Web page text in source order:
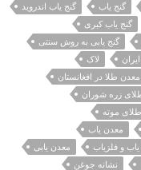
گنج یاب
گنج یاب اندروید
گنج یاب کبری
گنج یابی به روش سنتی
لاک
معدن طلا در افغانستان
زره شوران
موته
معدن یاب
و فلزیاب
معدن یابی
نشانه جوغن